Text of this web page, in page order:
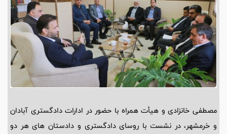
مصطفی خانزادی و هیأت همراه با حضور در ادارات دادگستری آبادان
و خرمشهر، در‌ نشست با روسای دادگستری و دادستان های هر دو